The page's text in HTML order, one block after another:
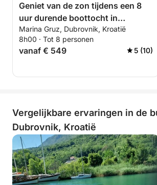
Geniet van de zon tijdens een 8
uur durende boottocht in
Dubrovnik.
Marina Gruz, Dubrovnik, Kroatië
8h00 · Tot 8 personen
vanaf € 549 5 (10)
Vergelijkbare ervaringen in de
Dubrovnik, Kroatië